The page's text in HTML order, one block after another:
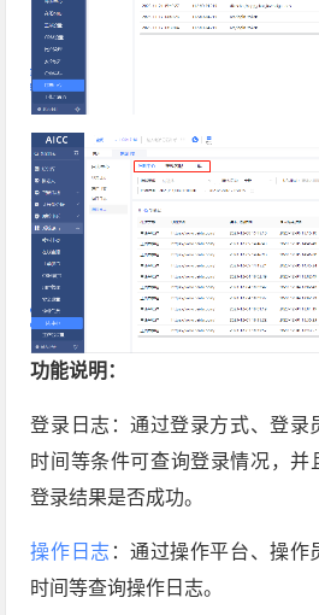
功能说明：
登录日志：通过登录方式、登录
时间等条件可查询登录情况，并
登录结果是否成功。
操作日志 ：通过操作平台、操作
时间等查询操作日志。